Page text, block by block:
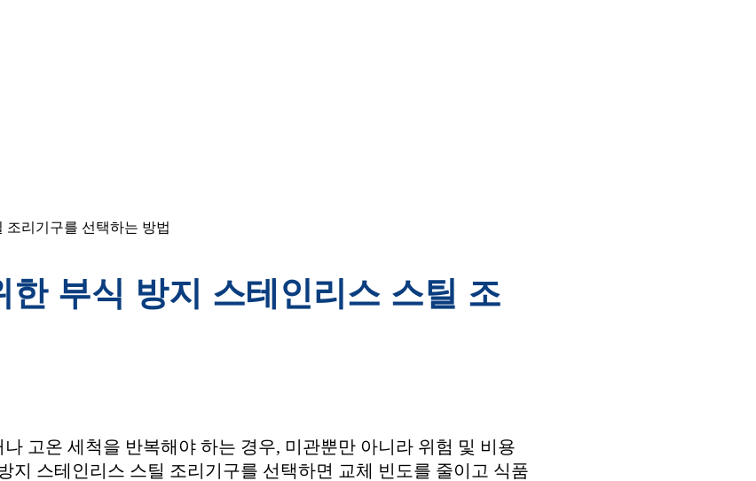
조리기구를 선택하는 방법
부식 방지 스테인리스 스틸 조
고온 세척을 반복해야 하는 경우, 미관뿐만 아니라 위험 및 비용
지 스테인리스 스틸 조리기구를 선택하면 교체 빈도를 줄이고 식품